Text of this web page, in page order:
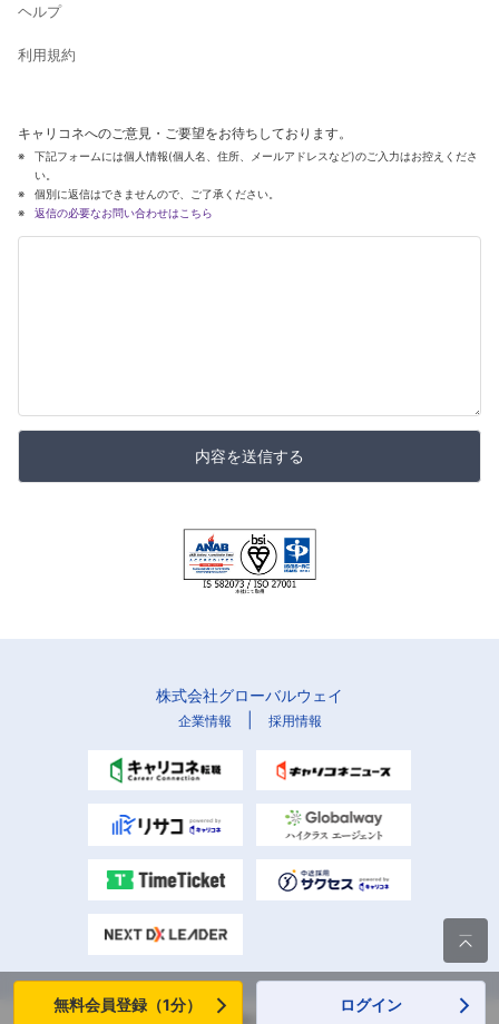
ヘルプ
利用規約
キャリコネへのご意見・ご要望をお待ちしております。
下記フォームには個人情報(個人名、住所、メールアドレスなど)のご入力はお控えくださ
い。
個別に返信はできませんので、ご了承ください。
返信の必要なお問い合わせはこちら
内容を送信する
株式会社グローバルウェイ
企業情報 採用情報
Copyright (C) Globalway, Inc. All rights reserved.

無料会員登録（1分） ログイン